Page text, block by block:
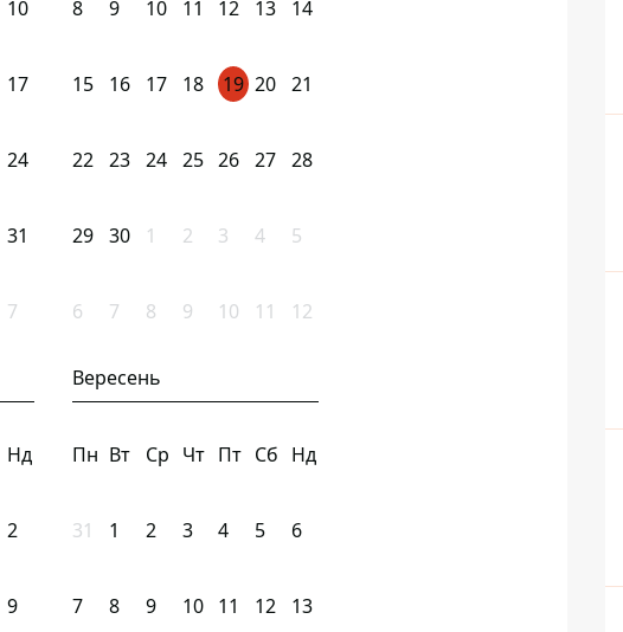
10
17
24
31
7
8 9 10 11 12 13 14
15 16 17 18 19 20 21
22 23 24 25 26 27 28
29 30 1 2 3 4 5
6 7 8 9 10 11 12
Нд
2
9
Вересень
Пн Вт Ср Чт Пт Сб Нд
31 1 2 3 4 5 6
7 8 9 10 11 12 13